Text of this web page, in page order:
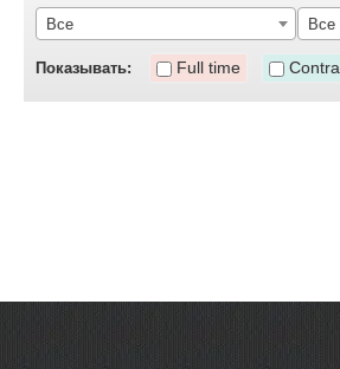
Все
Все
Показывать: Full time